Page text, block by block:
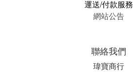
運送/付款服務
網站公告
聯絡我們
瑋寶商行